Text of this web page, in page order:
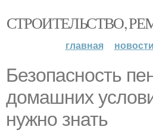
СТРОИТЕЛЬСТВО,
главная новости
Безопасность
домашних
нужно знать